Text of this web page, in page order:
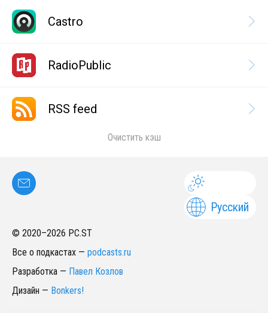
Castro
RadioPublic
RSS feed
Очистить кэш
Русский
© 2020–2026 PC.ST
Все о подкастах — podcasts.ru
Разработка — Павел Козлов
Дизайн — Bonkers!